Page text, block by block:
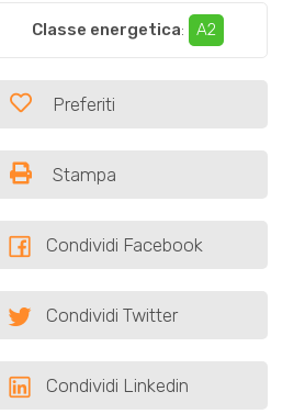
Classe energetica: A2
Preferiti
Stampa
Condividi Facebook
Condividi Twitter
Condividi Linkedin